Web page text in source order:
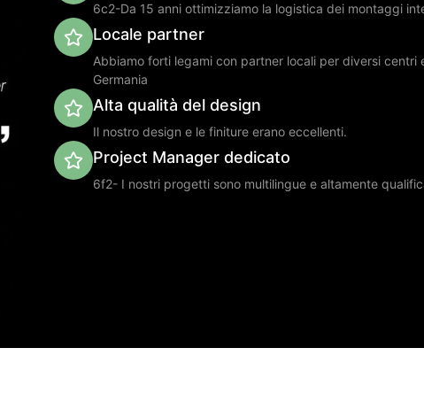
6c2-Da 15 anni ottimizziamo la logistica dei montaggi
Locale partner
Abbiamo forti legami con partner locali per diversi centri
Germania
Alta qualità del design
Il nostro design e le finiture erano eccellenti.
Project Manager dedicato
6f2- I nostri progetti sono multilingue e altamente